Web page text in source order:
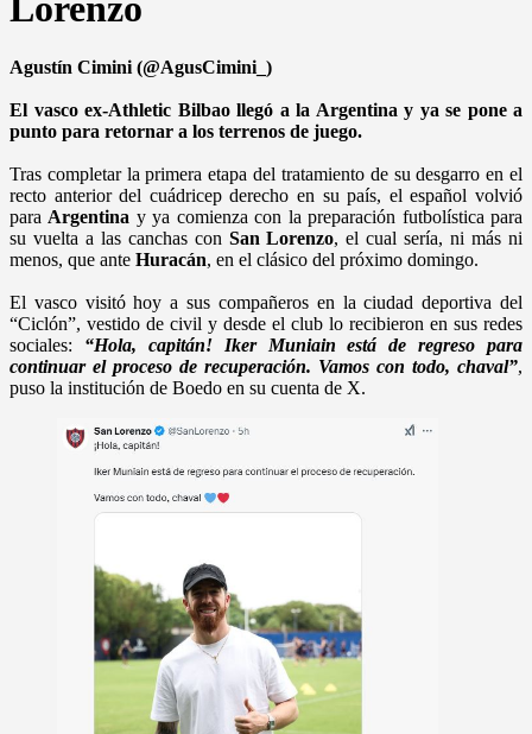
Lorenzo
Agustín Cimini (@AgusCimini_)
El vasco ex-Athletic Bilbao llegó a la Argentina y ya se pone a
punto para retornar a los terrenos de juego.
Tras completar la primera etapa del tratamiento de su desgarro en el
recto anterior del cuádricep derecho en su país, el español volvió
para Argentina y ya comienza con la preparación futbolística para
su vuelta a las canchas con San Lorenzo, el cual sería, ni más ni
menos, que ante Huracán, en el clásico del próximo domingo.
El vasco visitó hoy a sus compañeros en la ciudad deportiva del
“Ciclón”, vestido de civil y desde el club lo recibieron en sus redes
sociales: “Hola, capitán! Iker Muniain está de regreso para
continuar el proceso de recuperación. Vamos con todo, chaval”,
puso la institución de Boedo en su cuenta de X.